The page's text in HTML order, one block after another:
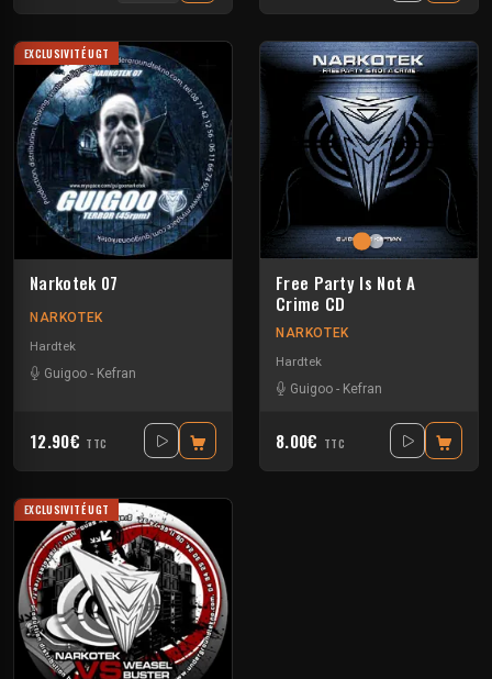
EXCLUSIVITÉ UGT
Narkotek 07
NARKOTEK
Hardtek
Guigoo - Kefran
12.90€ TTC
Free Party Is Not A
Crime CD
NARKOTEK
Hardtek
Guigoo - Kefran
8.00€ TTC
EXCLUSIVITÉ UGT